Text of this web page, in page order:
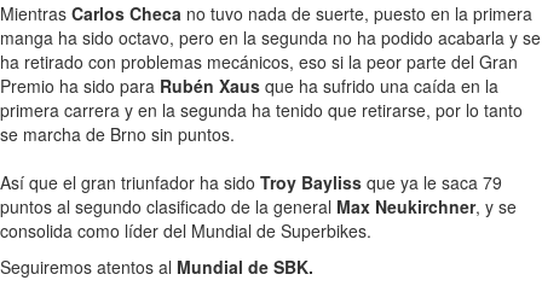
Mientras Carlos Checa no tuvo nada de suerte, puesto en la primera
manga ha sido octavo, pero en la segunda no ha podido acabarla y se
ha retirado con problemas mecánicos, eso si la peor parte del Gran
Premio ha sido para Rubén Xaus que ha sufrido una caída en la
primera carrera y en la segunda ha tenido que retirarse, por lo tanto
se marcha de Brno sin puntos.
Así que el gran triunfador ha sido Troy Bayliss que ya le saca 79
puntos al segundo clasificado de la general Max Neukirchner, y se
consolida como líder del Mundial de Superbikes.
Seguiremos atentos al Mundial de SBK.